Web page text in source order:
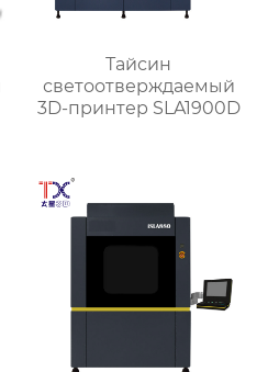
Тайсин
светоотверждаемый
3D-принтер SLA1900D